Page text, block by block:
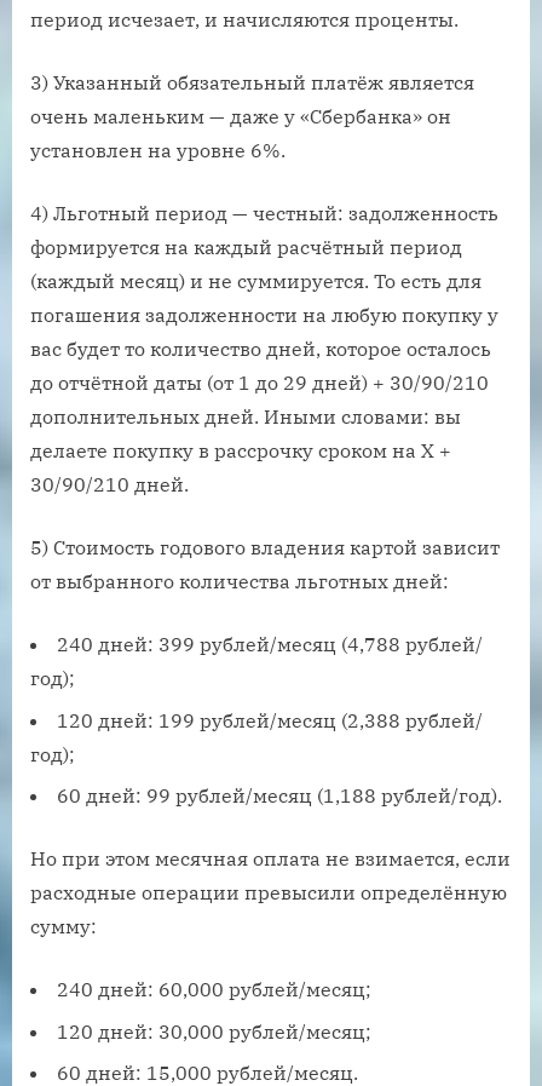
период исчезает, и начисляются проценты.
3) Указанный обязательный платёж является
очень маленьким — даже у «Сбербанка» он
установлен на уровне 6%.
4) Льготный период — честный: задолженность
формируется на каждый расчётный период
(каждый месяц) и не суммируется. То есть для
погашения задолженности на любую покупку у
вас будет то количество дней, которое осталось
до отчётной даты (от 1 до 29 дней) + 30/90/210
дополнительных дней. Иными словами: вы
делаете покупку в рассрочку сроком на Х +
30/90/210 дней.
5) Стоимость годового владения картой зависит
от выбранного количества льготных дней:
240 дней: 399 рублей/месяц (4,788 рублей/
год);
120 дней: 199 рублей/месяц (2,388 рублей/
год);
60 дней: 99 рублей/месяц (1,188 рублей/год).
Но при этом месячная оплата не взимается, если
расходные операции превысили определённую
сумму:
240 дней: 60,000 рублей/месяц;
120 дней: 30,000 рублей/месяц;
60 дней: 15,000 рублей/месяц.